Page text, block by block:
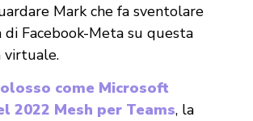
Mark che fa sventolare
di Facebook-Meta su questa
virtuale.
come Microsoft
2022 Mesh per Teams, la